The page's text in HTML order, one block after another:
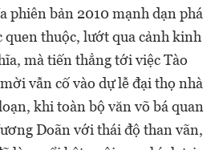
phiên bản 2010 mạnh dạn phá
quen thuộc, lướt qua cảnh kinh
mà tiến thẳng tới việc Tào
vẫn cố vào dự lễ đại thọ nhà
khi toàn bộ văn võ bá quan
Doãn với thái độ than vãn,